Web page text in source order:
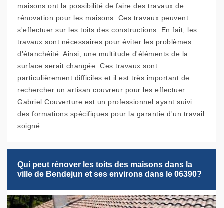
maisons ont la possibilité de faire des travaux de
rénovation pour les maisons. Ces travaux peuvent
s'effectuer sur les toits des constructions. En fait, les
travaux sont nécessaires pour éviter les problèmes
d'étanchéité. Ainsi, une multitude d'éléments de la
surface serait changée. Ces travaux sont
particulièrement difficiles et il est très important de
rechercher un artisan couvreur pour les effectuer.
Gabriel Couverture est un professionnel ayant suivi
des formations spécifiques pour la garantie d'un travail
soigné.
Qui peut rénover les toits des maisons dans la
ville de Bendejun et ses environs dans le 06390?